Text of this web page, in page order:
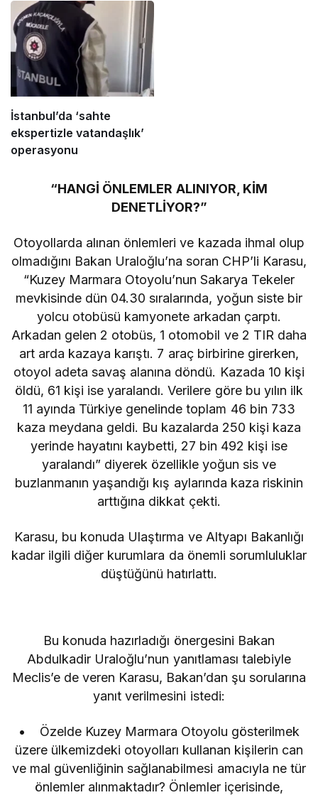
İstanbul’da ‘sahte
ekspertizle vatandaşlık’
operasyonu
“HANGİ ÖNLEMLER ALINIYOR, KİM
DENETLİYOR?”
Otoyollarda alınan önlemleri ve kazada ihmal olup
olmadığını Bakan Uraloğlu’na soran CHP’li Karasu,
“Kuzey Marmara Otoyolu’nun Sakarya Tekeler
mevkisinde dün 04.30 sıralarında, yoğun siste bir
yolcu otobüsü kamyonete arkadan çarptı.
Arkadan gelen 2 otobüs, 1 otomobil ve 2 TIR daha
art arda kazaya karıştı. 7 araç birbirine girerken,
otoyol adeta savaş alanına döndü. Kazada 10 kişi
öldü, 61 kişi ise yaralandı. Verilere göre bu yılın ilk
11 ayında Türkiye genelinde toplam 46 bin 733
kaza meydana geldi. Bu kazalarda 250 kişi kaza
yerinde hayatını kaybetti, 27 bin 492 kişi ise
yaralandı” diyerek özellikle yoğun sis ve
buzlanmanın yaşandığı kış aylarında kaza riskinin
arttığına dikkat çekti.
Karasu, bu konuda Ulaştırma ve Altyapı Bakanlığı
kadar ilgili diğer kurumlara da önemli sorumluluklar
düştüğünü hatırlattı.
Bu konuda hazırladığı önergesini Bakan
Abdulkadir Uraloğlu’nun yanıtlaması talebiyle
Meclis’e de veren Karasu, Bakan’dan şu sorularına
yanıt verilmesini istedi:
• Özelde Kuzey Marmara Otoyolu gösterilmek
üzere ülkemizdeki otoyolları kullanan kişilerin can
ve mal güvenliğinin sağlanabilmesi amacıyla ne tür
önlemler alınmaktadır? Önlemler içerisinde,